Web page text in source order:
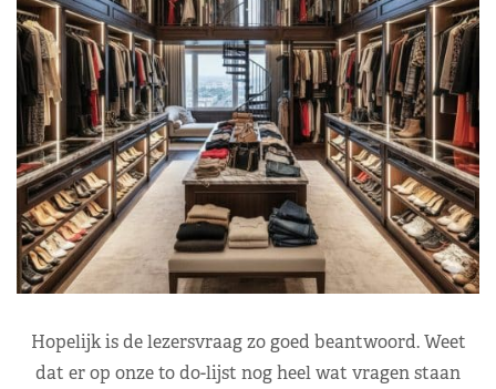
Hopelijk is de lezersvraag zo goed beantwoord. Weet
dat er op onze to do-lijst nog heel wat vragen staan